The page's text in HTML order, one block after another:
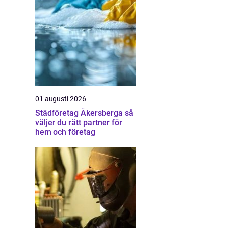
01 augusti 2026
Städföretag Åkersberga så
väljer du rätt partner för
hem och företag